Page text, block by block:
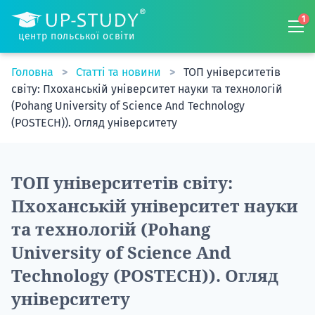
центр польської освіти
1
Головна Статті та новини
ТОП університетів
світу: Пхоханській університет науки та технологій
(Pohang University of Science And Technology
(POSTECH)). Огляд університету
ТОП університетів світу:
Пхоханській університет науки
та технологій (Pohang
University of Science And
Technology (POSTECH)). Огляд
університету